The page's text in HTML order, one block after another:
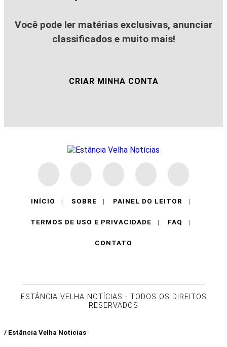
Você pode ler matérias exclusivas, anunciar
classificados e muito mais!
CRIAR MINHA CONTA
INÍCIO | SOBRE | PAINEL DO LEITOR |
TERMOS DE USO E PRIVACIDADE | FAQ |
CONTATO
ESTÂNCIA VELHA NOTÍCIAS - TODOS OS DIREITOS
RESERVADOS
/ Estância Velha Notícias